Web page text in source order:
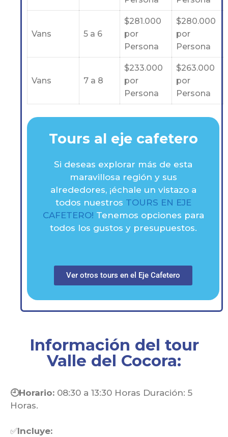
Vans 5 a 6
$281.000
por
Persona
$280.000
por
Persona
Vans 7 a 8
$233.000
por
Persona
$263.000
por
Persona
Tours al eje cafetero
Si deseas explorar más de esta
maravillosa región y sus
alrededores, ¡échale un vistazo a
todos nuestros TOURS EN EJE
CAFETERO! Tenemos opciones para
todos los gustos y presupuestos.
Ver otros tours en el Eje Cafetero
Información del tour
Valle del Cocora:
🕘Horario: 08:30 a 13:30 Horas Duración: 5
Horas.
✅Incluye: